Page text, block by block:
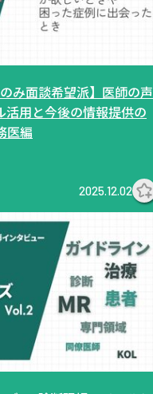
み面談希望派】医師の声
用と今後の情報提供の
医編
2025.12.02